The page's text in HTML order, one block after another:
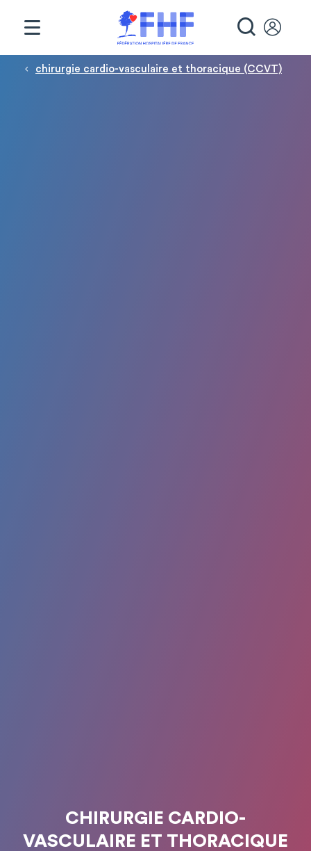
Fil d'Ariane
chirurgie cardio-vasculaire et thoracique (CCVT)
CHIRURGIE CARDIO-
VASCULAIRE ET THORACIQUE
Panneau de gestion des cookies